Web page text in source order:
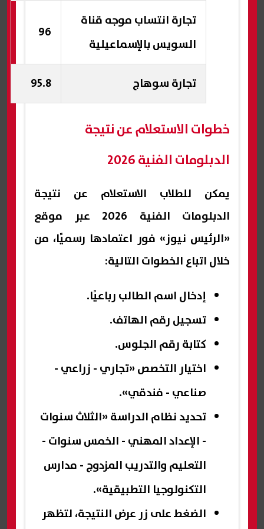
تجارة انتساب موجه قناة
السويس بالإسماعيلية
96
تجارة سوهاج 95.8
خطوات الاستعلام عن نتيجة
الدبلومات الفنية 2026
يمكن للطلاب الاستعلام عن نتيجة
الدبلومات الفنية 2026 عبر موقع
«الرئيس نيوز» فور اعتمادها رسميًا، من
خلال اتباع الخطوات التالية:
إدخال اسم الطالب رباعيًا.
تسجيل رقم الهاتف.
كتابة رقم الجلوس.
اختيار التخصص «تجاري - زراعي -
صناعي - فندقي».
تحديد نظام الدراسة «الثلاث سنوات
- الإعداد المهني - الخمس سنوات -
التعليم والتدريب المزدوج - مدارس
التكنولوجيا التطبيقية».
الضغط على زر عرض النتيجة، لتظهر